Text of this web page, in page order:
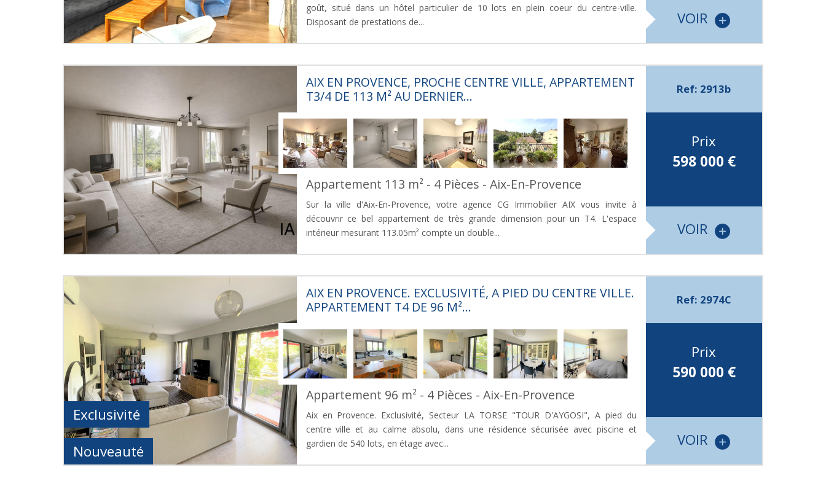
goût, situé dans un hôtel particulier de 10 lots en plein coeur du centre-ville.
Disposant de prestations de...
VOIR
AIX EN PROVENCE, PROCHE CENTRE VILLE, APPARTEMENT
T3/4 DE 113 M² AU DERNIER...
Appartement 113 m² - 4 Pièces - Aix-En-Provence
Sur la ville d'Aix-En-Provence, votre agence CG Immobilier AIX vous invite à
découvrir ce bel appartement de très grande dimension pour un T4. L'espace
intérieur mesurant 113.05m² compte un double...
Ref: 2913b
Prix
598 000 €
VOIR
Exclusivité
Nouveauté
AIX EN PROVENCE. EXCLUSIVITÉ, A PIED DU CENTRE VILLE.
APPARTEMENT T4 DE 96 M²...
Appartement 96 m² - 4 Pièces - Aix-En-Provence
Aix en Provence. Exclusivité, Secteur LA TORSE "TOUR D'AYGOSI", A pied du
centre ville et au calme absolu, dans une résidence sécurisée avec piscine et
gardien de 540 lots, en étage avec...
Ref: 2974C
Prix
590 000 €
VOIR